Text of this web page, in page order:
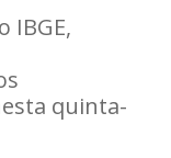
IBGE,
quinta-